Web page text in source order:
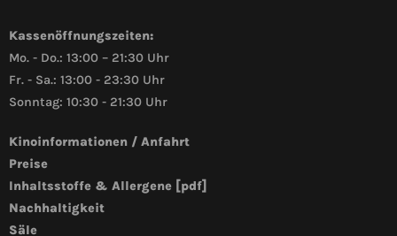
Kassenöffnungszeiten:
Mo. - Do.: 13:00 – 21:30 Uhr
Fr. - Sa.: 13:00 - 23:30 Uhr
Sonntag: 10:30 - 21:30 Uhr
Kinoinformationen / Anfahrt
Preise
Inhaltsstoffe & Allergene [pdf]
Nachhaltigkeit
Säle